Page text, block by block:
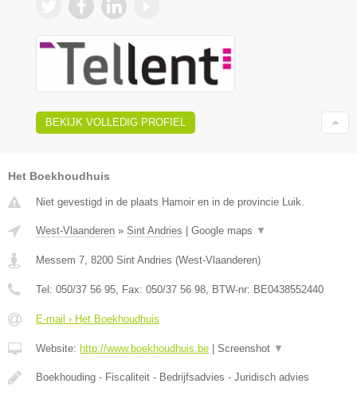
BEKIJK VOLLEDIG PROFIEL
Het Boekhoudhuis
Niet gevestigd in de plaats Hamoir en in de provincie Luik.
West-Vlaanderen » Sint Andries Google maps ▼
Messem 7 8200 Sint Andries (West-Vlaanderen)
Tel: 050/37 56 95 , Fax: 050/37 56 98 , BTW-nr: BE0438552440
E-mail › Het Boekhoudhuis
Website: http://www.boekhoudhuis.be Screenshot ▼
Boekhouding - Fiscaliteit - Bedrijfsadvies - Juridisch advies